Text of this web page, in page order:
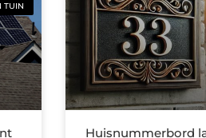
TUIN
Huisnummerbord